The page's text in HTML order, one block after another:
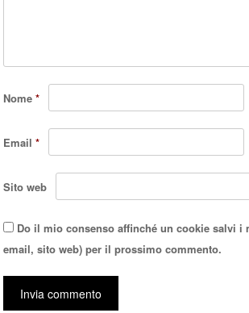
Nome*
Email*
Sito web
Do il mio consenso affinché un cookie salvi i
email, sito web) per il prossimo commento.